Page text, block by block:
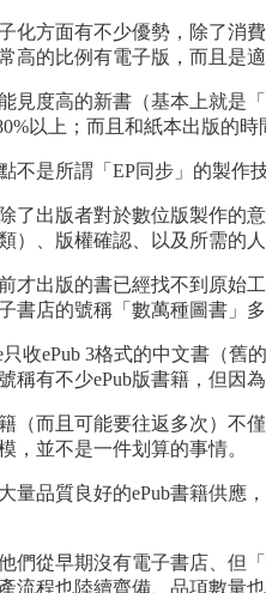
化方面有不少優勢，除了消
高的比例有電子版，而且是
見度高的新書（基本上就是
以上；而且和紙本出版的時
不是所謂「EP同步」的製
了出版者對於數位版製作的
）、版權確認、以及所需的人
才出版的書已經找不到原始
書店的號稱「數萬種圖書」
收ePub 3格式的中文書（
稱有不少ePub版書籍，但因
（而且可能要往返多次）不
，並不是一件划算的事情。
量品質良好的ePub書籍供應
們從早期沒有電子書店、但
流程也陸續齊備、品項數量